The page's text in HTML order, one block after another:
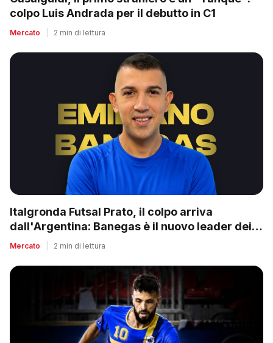
colpo Luis Andrada per il debutto in C1
Mercato 2 min di lettura
Italgronda Futsal Prato, il colpo arriva
dall'Argentina: Banegas è il nuovo leader dei
biancazzurri
Mercato 2 min di lettura